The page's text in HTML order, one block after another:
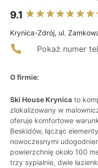
9.1
Krynica-Zdrój, ul.
Pokaż numer
O firmie:
Ski House Krynica to
zlokalizowany w
oferuje komfortowe
Beskidów, łącząc
nowoczesnymi
powierzchnię około 100
trzy sypialnie, dwie